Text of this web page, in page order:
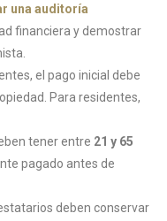
una auditoría
financiera y demostrar
el pago inicial debe
Para residentes,
tener entre 21 y 65
pagado antes de
deben conservar